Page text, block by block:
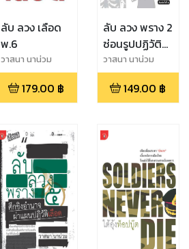
ลับ ลวง เลือด
พ.6
วาสนา นาน่วม
179.00 ฿
ลับ ลวง พราง 2
ซ่อนรูปปฏิวัติ
หักเหลี่ยมโหด
พ.11
วาสนา นาน่วม
149.00 ฿